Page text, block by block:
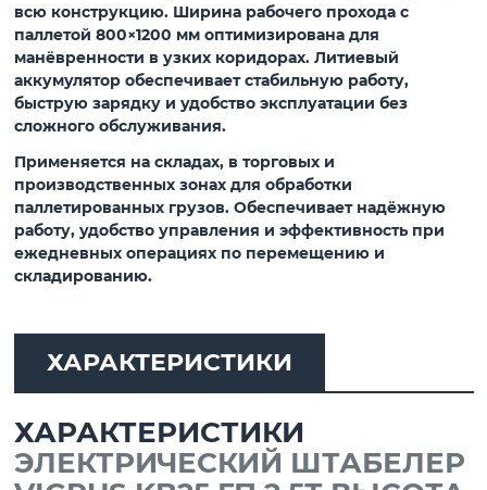
всю конструкцию. Ширина рабочего прохода с
паллетой 800×1200 мм оптимизирована для
манёвренности в узких коридорах. Литиевый
аккумулятор обеспечивает стабильную работу,
быструю зарядку и удобство эксплуатации без
сложного обслуживания.
Применяется на складах, в торговых и
производственных зонах для обработки
паллетированных грузов. Обеспечивает надёжную
работу, удобство управления и эффективность при
ежедневных операциях по перемещению и
складированию.
ХАРАКТЕРИСТИКИ
ХАРАКТЕРИСТИКИ
ЭЛЕКТРИЧЕСКИЙ ШТАБЕЛЕР